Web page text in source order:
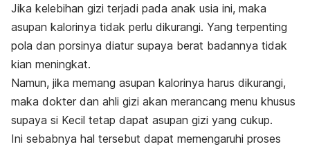
Jika kelebihan gizi terjadi pada anak usia ini, maka
asupan kalorinya tidak perlu dikurangi. Yang terpenting
pola dan porsinya diatur supaya berat badannya tidak
kian meningkat.
Namun, jika memang asupan kalorinya harus dikurangi,
maka dokter dan ahli gizi akan merancang menu khusus
supaya si Kecil tetap dapat asupan gizi yang cukup.
Ini sebabnya hal tersebut dapat memengaruhi proses